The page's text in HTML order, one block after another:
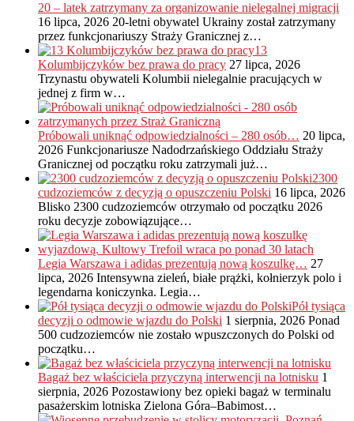
20 – latek zatrzymany za organizowanie nielegalnej migracji
16 lipca, 2026 20-letni obywatel Ukrainy został zatrzymany
przez funkcjonariuszy Straży Granicznej z…
13
Kolumbijczyków bez prawa do pracy 27 lipca, 2026
Trzynastu obywateli Kolumbii nielegalnie pracujących w
jednej z firm w…
Próbowali uniknąć odpowiedzialności – 280 osób… 20 lipca,
2026 Funkcjonariusze Nadodrzańskiego Oddziału Straży
Granicznej od początku roku zatrzymali już…
2300
cudzoziemców z decyzją o opuszczeniu Polski 16 lipca, 2026
Blisko 2300 cudzoziemców otrzymało od początku 2026
roku decyzje zobowiązujące…
Legia Warszawa i adidas prezentują nową koszulkę… 27
lipca, 2026 Intensywna zieleń, białe prążki, kołnierzyk polo i
legendarna koniczynka. Legia…
Pół tysiąca
decyzji o odmowie wjazdu do Polski 1 sierpnia, 2026 Ponad
500 cudzoziemców nie zostało wpuszczonych do Polski od
początku…
Bagaż bez właściciela przyczyną interwencji na lotnisku 1
sierpnia, 2026 Pozostawiony bez opieki bagaż w terminalu
pasażerskim lotniska Zielona Góra–Babimost…